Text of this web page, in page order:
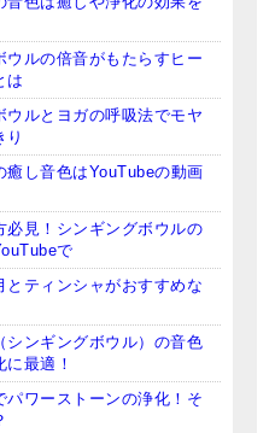
ウルの倍音がもたらすヒー
は
ウルとヨガの呼吸法でモヤ
り
癒し音色はYouTubeの動画
必見！シンギングボウルの
で
とティンシャがおすすめな
シンギングボウル）の音色
に最適！
パワーストーンの浄化！そ